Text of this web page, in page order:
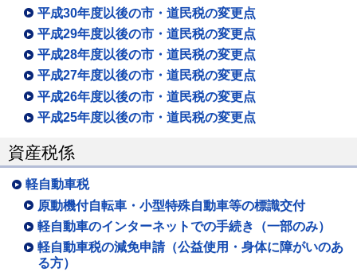
平成30年度以後の市・道民税の変更点
平成29年度以後の市・道民税の変更点
平成28年度以後の市・道民税の変更点
平成27年度以後の市・道民税の変更点
平成26年度以後の市・道民税の変更点
平成25年度以後の市・道民税の変更点
資産税係
軽自動車税
原動機付自転車・小型特殊自動車等の標識交付
軽自動車のインターネットでの手続き（一部のみ）
軽自動車税の減免申請（公益使用・身体に障がいのあ
る方）